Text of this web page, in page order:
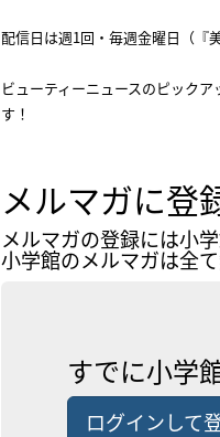
配信日は週1回・毎週金曜日（『
ビューティーニュースのピック
す！
メルマガに登
メルマガの登録には小
小学館のメルマガは全
すでに小学
ログインして